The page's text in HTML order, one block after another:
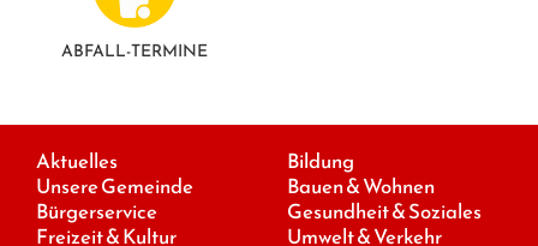
ABFALL-TERMINE
Aktuelles
Unsere Gemeinde
Bürgerservice
Freizeit & Kultur
Bildung
Bauen & Wohnen
Gesundheit & Soziales
Umwelt & Verkehr